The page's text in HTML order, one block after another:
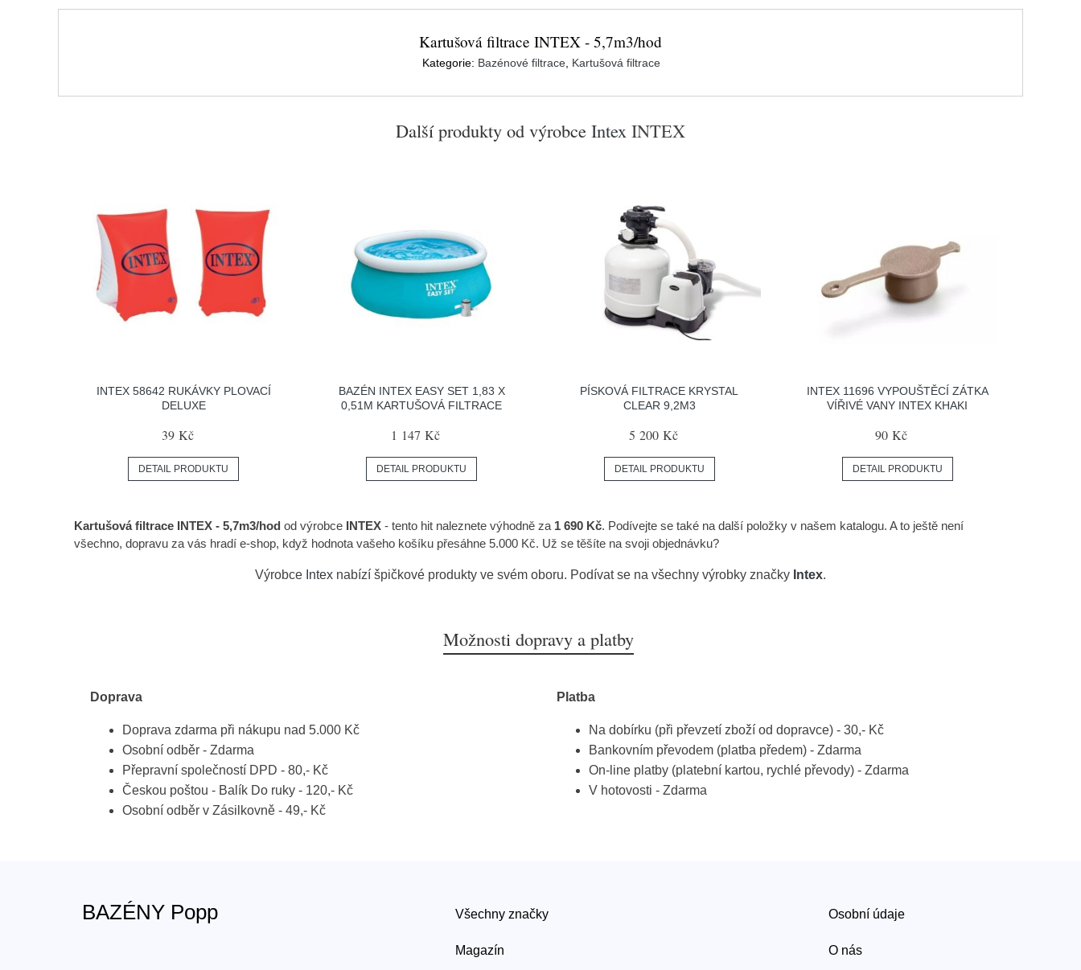
Kartušová filtrace INTEX - 5,7m3/hod
Kategorie: Bazénové filtrace Kartušová filtrace
Další produkty od výrobce Intex INTEX
INTEX 58642 RUKÁVKY PLOVACÍ
DELUXE
39 Kč
DETAIL PRODUKTU
BAZÉN INTEX EASY SET 1,83 X
0,51M KARTUŠOVÁ FILTRACE
1 147 Kč
DETAIL PRODUKTU
PÍSKOVÁ FILTRACE KRYSTAL
CLEAR 9,2M3
5 200 Kč
DETAIL PRODUKTU
INTEX 11696 VYPOUŠTĚCÍ ZÁTKA
VÍŘIVÉ VANY INTEX KHAKI
90 Kč
DETAIL PRODUKTU
Kartušová filtrace INTEX - 5,7m3/hod od výrobce INTEX - tento hit naleznete výhodně za 1 690 Kč. Podívejte se také na další položky v našem katalogu. A to ještě není
všechno, dopravu za vás hradí e-shop, když hodnota vašeho košíku přesáhne 5.000 Kč. Už se těšíte na svoji objednávku?
Výrobce Intex nabízí špičkové produkty ve svém oboru. Podívat se na všechny výrobky značky Intex.
Možnosti dopravy a platby
Doprava
Doprava zdarma při nákupu nad 5.000 Kč
Osobní odběr - Zdarma
Přepravní společností DPD - 80,- Kč
Českou poštou - Balík Do ruky - 120,- Kč
Osobní odběr v Zásilkovně - 49,- Kč
Platba
Na dobírku (při převzetí zboží od dopravce) - 30,- Kč
Bankovním převodem (platba předem) - Zdarma
On-line platby (platební kartou, rychlé převody) - Zdarma
V hotovosti - Zdarma
BAZÉNY Popp Všechny značky
Magazín
Osobní údaje
O nás